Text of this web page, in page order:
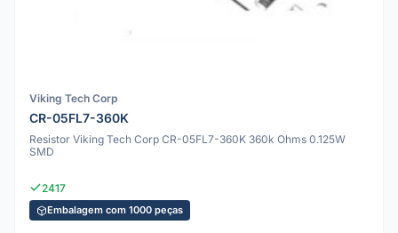
Viking Tech Corp
CR-05FL7-360K
Resistor Viking Tech Corp CR-05FL7-360K 360k Ohms 0.125W
SMD
2417
Embalagem com 1000 peças